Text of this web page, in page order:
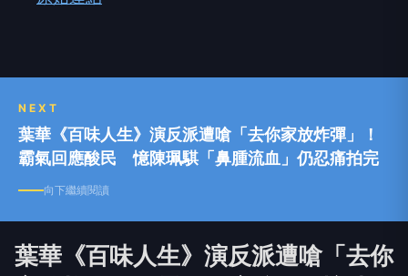
NEXT
葉華《百味人生》演反派遭嗆「去你家放炸彈」！
霸氣回應酸民 憶陳珮騏「鼻腫流血」仍忍痛拍完
向下繼續閱讀
葉華《百味人生》演反派遭嗆「去你
家放炸彈」！霸氣回應酸民 憶陳珮